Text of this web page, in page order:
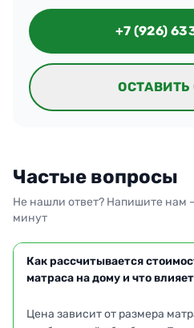
+7 (926)
Частые вопросы
Не нашли ответ? Напишите нам
минут
Как рассчитывается
матраса на дому и что
Цена зависит от размера